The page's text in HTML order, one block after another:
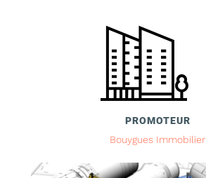
PROMOTEUR
Bouygues Immobilier